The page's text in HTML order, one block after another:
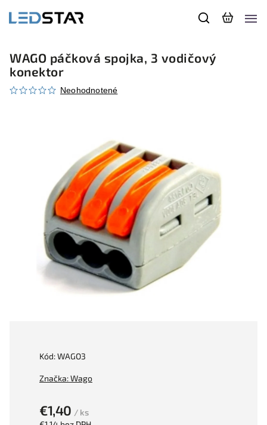
WAGO páčková spojka, 3 vodičový
konektor
Neohodnotené
Kód:WAGO3
Značka:Wago
€1,40 / ks